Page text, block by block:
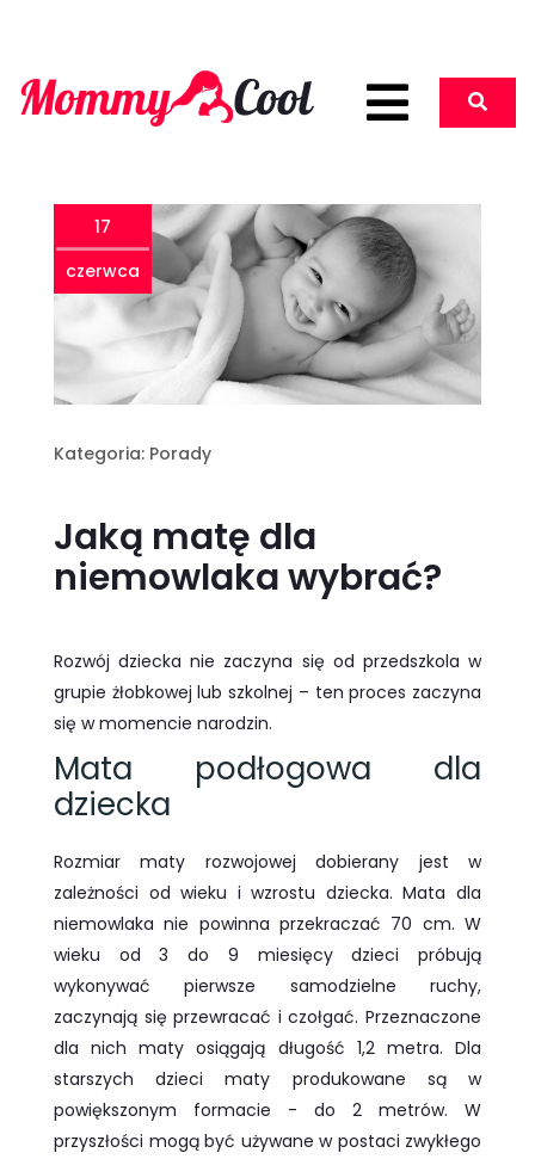
17
czerwca
Kategoria: Porady
Jaką matę dla
niemowlaka wybrać?
Rozwój dziecka nie zaczyna się od przedszkola w
grupie żłobkowej lub szkolnej – ten proces zaczyna
się w momencie narodzin.
Mata podłogowa dla
dziecka
Rozmiar maty rozwojowej dobierany jest w
zależności od wieku i wzrostu dziecka. Mata dla
niemowlaka nie powinna przekraczać 70 cm. W
wieku od 3 do 9 miesięcy dzieci próbują
wykonywać pierwsze samodzielne ruchy,
zaczynają się przewracać i czołgać. Przeznaczone
dla nich maty osiągają długość 1,2 metra. Dla
starszych dzieci maty produkowane są w
powiększonym formacie - do 2 metrów. W
przyszłości mogą być używane w postaci zwykłego